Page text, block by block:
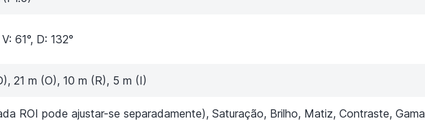
V: 61°, D: 132°
21 m (O), 10 m (R), 5 m (I)
ROI pode ajustar-se separadamente), Saturação, Brilho, Matiz, Contraste, Gama